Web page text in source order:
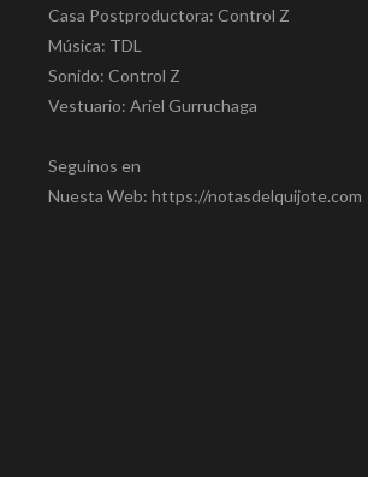
Casa Postproductora: Control Z
Música: TDL
Sonido: Control Z
Vestuario: Ariel Gurruchaga
Seguinos en
Nuesta Web: https://notasdelquijote.com